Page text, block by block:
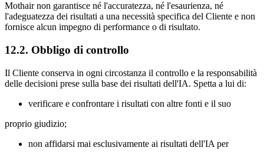
Mothair non garantisce né l'accuratezza, né l'esaurienza, né
l'adeguatezza dei risultati a una necessità specifica del Cliente e non
fornisce alcun impegno di performance o di risultato.
12.2. Obbligo di controllo
Il Cliente conserva in ogni circostanza il controllo e la responsabilità
delle decisioni prese sulla base dei risultati dell'IA. Spetta a lui di:
verificare e confrontare i risultati con altre fonti e il suo
proprio giudizio;
non affidarsi mai esclusivamente ai risultati dell'IA per